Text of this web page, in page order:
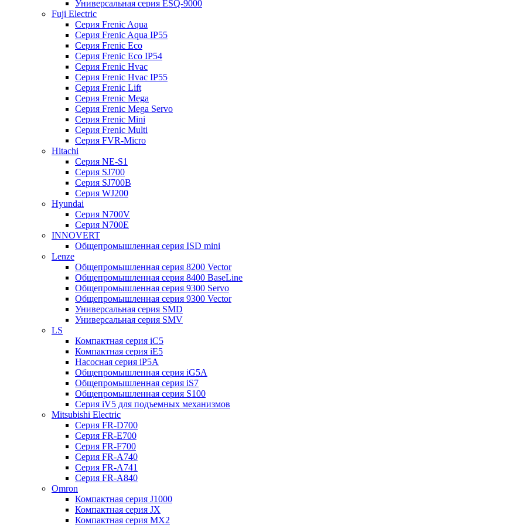
Универсальная серия ESQ-9000
Fuji Electric
Серия Frenic Aqua
Серия Frenic Aqua IP55
Серия Frenic Eco
Серия Frenic Eco IP54
Серия Frenic Hvac
Серия Frenic Hvac IP55
Серия Frenic Lift
Серия Frenic Mega
Серия Frenic Mega Servo
Серия Frenic Mini
Серия Frenic Multi
Серия FVR-Micro
Hitachi
Серия NE-S1
Серия SJ700
Серия SJ700B
Серия WJ200
Hyundai
Серия N700V
Серия N700Е
INNOVERT
Общепромышленная серия ISD mini
Lenze
Общепромышленная серия 8200 Vector
Общепромышленная серия 8400 BaseLine
Общепромышленная серия 9300 Servo
Общепромышленная серия 9300 Vector
Универсальная серия SMD
Универсальная серия SMV
LS
Компактная серия iC5
Компактная серия iE5
Насосная серия iP5A
Общепромышленная серия iG5A
Общепромышленная серия iS7
Общепромышленная серия S100
Серия iV5 для подъемных механизмов
Mitsubishi Electric
Серия FR-D700
Серия FR-E700
Серия FR-F700
Серия FR-А740
Серия FR-А741
Серия FR-А840
Omron
Компактная серия J1000
Компактная серия JX
Компактная серия MX2